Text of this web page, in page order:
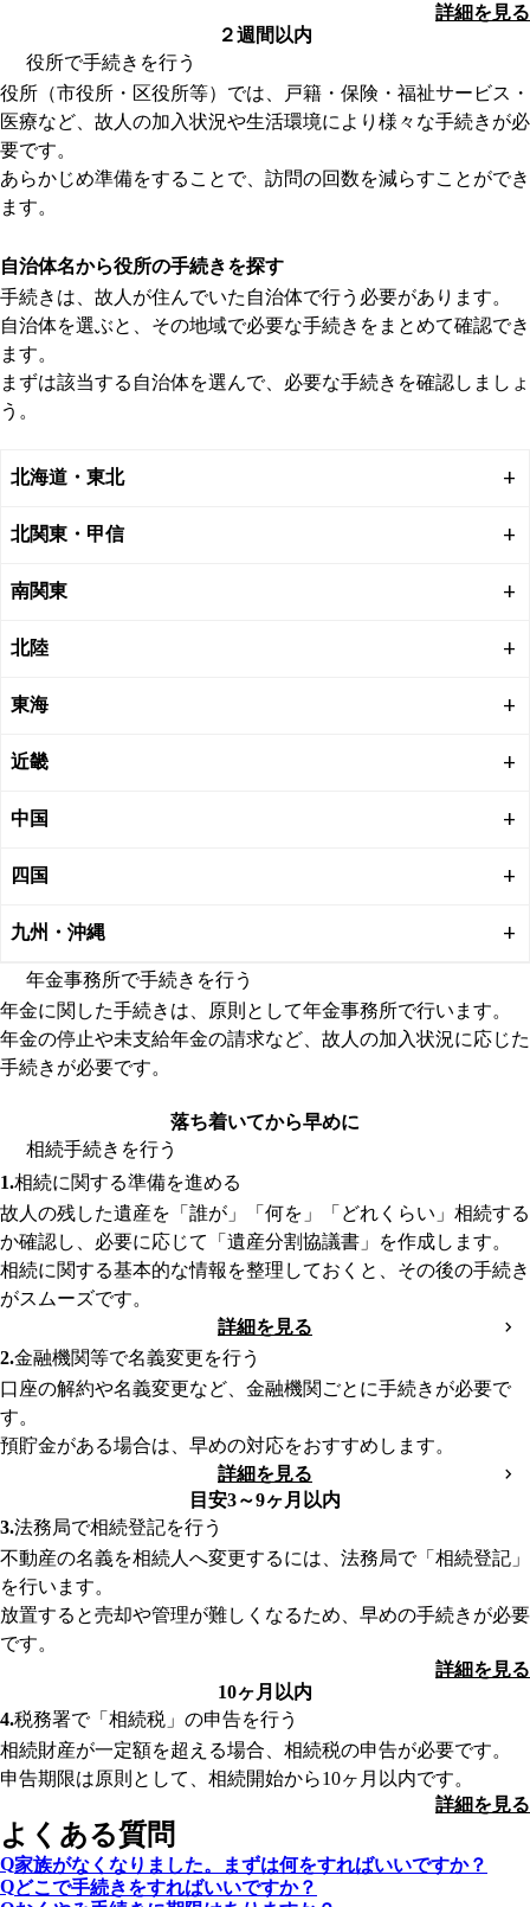
最近では、死亡届を葬儀社が代理で提出するケースが多く、ご
家族が役所に出向くことは少なくなっています。
ただし、死亡届が提出されていないと火葬許可証が発行され
ず、手続きも滞ってしまうため、葬儀社に任せる場合も、提出
状況を必ず確認しましょう。
葬儀の期間中に行う手続きは、基本的にこの「死亡届」のみな
ため、死亡届が提出されていれば、その他の手続きはおおむね
葬儀が終わってから落ち着いたタイミングで、役所へ訪問して
手続きを進めましょう。
また、死亡診断書の原本は提出すると返却されないため、他の
手続き用に「死亡診断書のコピー」を事前にとっておくことを
おすすめします。
多くの手続きでは、死亡の事実を証明する書類としてこのコピ
詳細を見る
２週間以内
役所で手続きを行う
役所（市役所・区役所等）では、戸籍・保険・福祉サービス・
医療など、故人の加入状況や生活環境により様々な手続きが必
要です。
あらかじめ準備をすることで、訪問の回数を減らすことができ
ます。
自治体名から役所の手続きを探す
手続きは、故人が住んでいた自治体で行う必要があります。
自治体を選ぶと、その地域で必要な手続きをまとめて確認でき
ます。
まずは該当する自治体を選んで、必要な手続きを確認しましょ
う。
北海道・東北
北関東・甲信
南関東
北陸
東海
近畿
中国
四国
九州・沖縄
年金事務所で手続きを行う
年金に関した手続きは、原則として年金事務所で行います。
年金の停止や未支給年金の請求など、故人の加入状況に応じた
手続きが必要です。
落ち着いてから早めに
相続手続きを行う
相続に関する準備を進める
故人の残した遺産を「誰が」「何を」「どれくらい」相続する
か確認し、必要に応じて「遺産分割協議書」を作成します。
相続に関する基本的な情報を整理しておくと、その後の手続き
がスムーズです。
詳細を見る
金融機関等で名義変更を行う
口座の解約や名義変更など、金融機関ごとに手続きが必要で
す。
預貯金がある場合は、早めの対応をおすすめします。
詳細を見る
目安3～9ヶ月以内
法務局で相続登記を行う
不動産の名義を相続人へ変更するには、法務局で「相続登記」
を行います。
放置すると売却や管理が難しくなるため、早めの手続きが必要
です。
詳細を見る
10ヶ月以内
税務署で「相続税」の申告を行う
相続財産が一定額を超える場合、相続税の申告が必要です。
申告期限は原則として、相続開始から10ヶ月以内です。
詳細を見る
よくある質問
家族がなくなりました。まずは何をすればいいですか？
どこで手続きをすればいいですか？